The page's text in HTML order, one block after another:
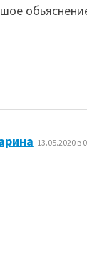
13.05.2020 в